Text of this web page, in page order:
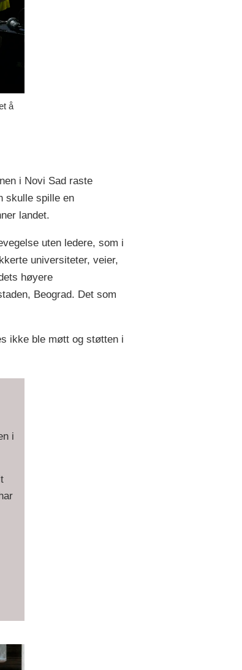
å
i Novi Sad raste
skulle spille en
landet.
uten ledere, som i
universiteter, veier,
høyere
Beograd. Det som
ikke ble møtt og støtten i
i